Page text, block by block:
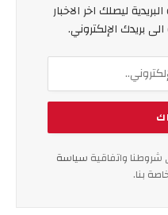
ليصلك اخر الاخبار
بريدك الإلكتروني.
واتفاقية سياسة
بنا.